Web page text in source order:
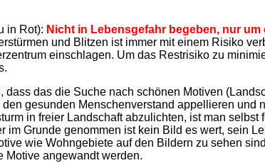
in Rot): Nicht in Lebensgefahr begeben, nur
und Blitzen ist immer mit einem Risiko
einschlagen. Um das Restrisiko zu
das die Suche nach schönen Motiven
gesunden Menschenverstand appellieren
in freier Landschaft abzulichten, ist man
Grunde genommen ist kein Bild es wert, sein
wie Wohngebiete auf den Bildern zu sehen
Motive angewandt werden.